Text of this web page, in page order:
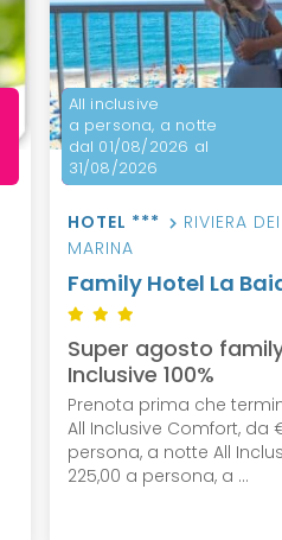
All inclusive
a persona, a notte
dal 01/08/2026 al
31/08/2026
HOTEL *** RIVIERA
MARINA
Family Hotel La
Super agosto
Inclusive 100%
Prenota prima che
All Inclusive Comfort, da
persona, a notte All
225,00 a persona, a ...